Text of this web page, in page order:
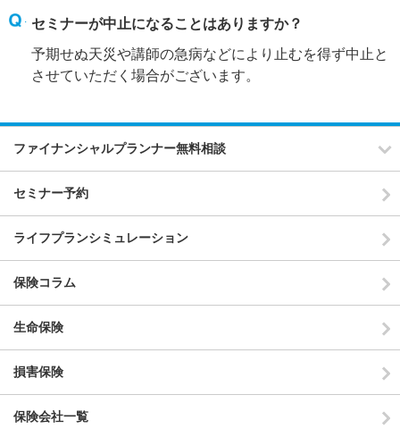
セミナーが中止になることはありますか？
予期せぬ天災や講師の急病などにより止むを得ず中止と
させていただく場合がございます。
ファイナンシャルプランナー無料相談
セミナー予約
ライフプランシミュレーション
保険コラム
生命保険
損害保険
保険会社一覧